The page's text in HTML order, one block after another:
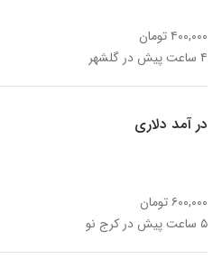
۴۰۰,۰۰۰ تومان
۴ ساعت پیش در گلشهر
در آمد دلاری
۶۰۰,۰۰۰ تومان
۵ ساعت پیش در کرج نو